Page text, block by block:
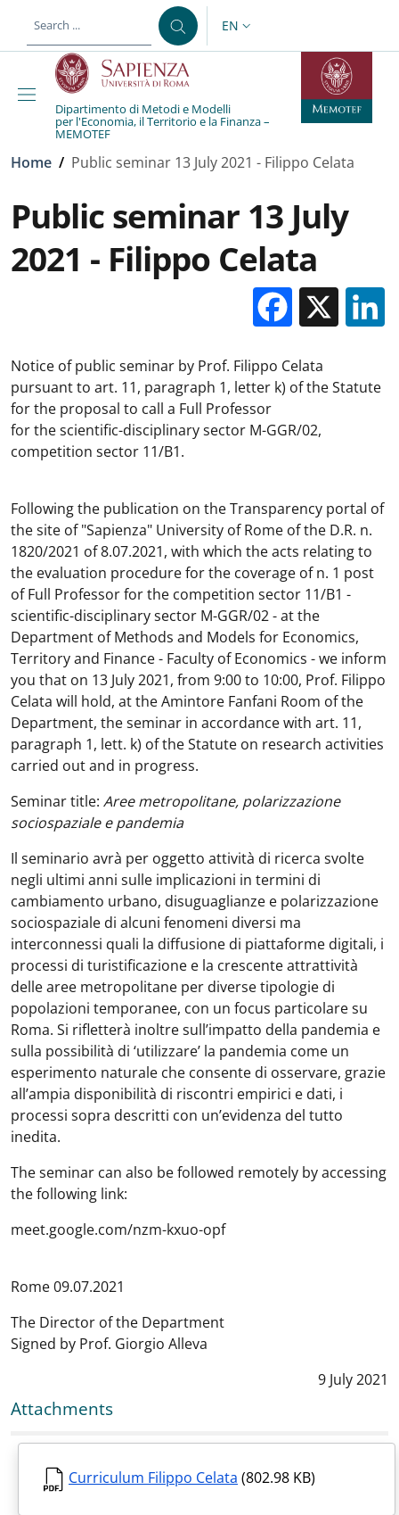
LANGUAGE SWITCHER:
EN
Dipartimento di Metodi e Modelli
per l'Economia, il Territorio e la Finanza –
MEMOTEF
Breadcrumb
Home / Public seminar 13 July 2021 - Filippo Celata
Public seminar 13 July
2021 - Filippo Celata
X
Notice of public seminar by Prof. Filippo Celata
pursuant to art. 11, paragraph 1, letter k) of the Statute
for the proposal to call a Full Professor
for the scientific-disciplinary sector M-GGR/02,
competition sector 11/B1.
Following the publication on the Transparency portal of
the site of "Sapienza" University of Rome of the D.R. n.
1820/2021 of 8.07.2021, with which the acts relating to
the evaluation procedure for the coverage of n. 1 post
of Full Professor for the competition sector 11/B1 -
scientific-disciplinary sector M-GGR/02 - at the
Department of Methods and Models for Economics,
Territory and Finance - Faculty of Economics - we inform
you that on 13 July 2021, from 9:00 to 10:00, Prof. Filippo
Celata will hold, at the Amintore Fanfani Room of the
Department, the seminar in accordance with art. 11,
paragraph 1, lett. k) of the Statute on research activities
carried out and in progress.
Seminar title: Aree metropolitane, polarizzazione
sociospaziale e pandemia
Il seminario avrà per oggetto attività di ricerca svolte
negli ultimi anni sulle implicazioni in termini di
cambiamento urbano, disuguaglianze e polarizzazione
sociospaziale di alcuni fenomeni diversi ma
interconnessi quali la diffusione di piattaforme digitali, i
processi di turistificazione e la crescente attrattività
delle aree metropolitane per diverse tipologie di
popolazioni temporanee, con un focus particolare su
Roma. Si rifletterà inoltre sull’impatto della pandemia e
sulla possibilità di ‘utilizzare’ la pandemia come un
esperimento naturale che consente di osservare, grazie
all’ampia disponibilità di riscontri empirici e dati, i
processi sopra descritti con un’evidenza del tutto
inedita.
The seminar can also be followed remotely by accessing
the following link:
meet.google.com/nzm-kxuo-opf
Rome 09.07.2021
The Director of the Department
Signed by Prof. Giorgio Alleva
Data
9 July 2021
Attachments
Curriculum Filippo Celata (802.98 KB)